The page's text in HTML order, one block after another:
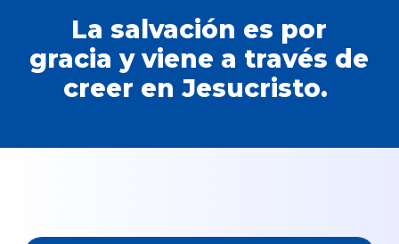
La salvación es por
gracia y viene a través de
creer en Jesucristo.